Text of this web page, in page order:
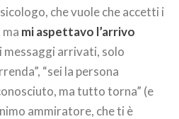
che vuole che accetti i
mi aspettavo l’arrivo
messaggi arrivati, solo
“sei la persona
ma tutto torna” (e
ammiratore, che ti è